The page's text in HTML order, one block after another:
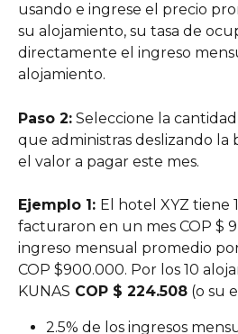
usando e ingrese el precio
su alojamiento, su tasa de
directamente el ingreso
alojamiento.
Paso 2: Seleccione la
que administras deslizando la
el valor a pagar este mes.
Ejemplo 1: El hotel XYZ tiene
facturaron en un mes COP $
ingreso mensual promedio
COP $900.000. Por los 10
KUNAS COP $ 224.508 (o su
2.5% de los ingresos